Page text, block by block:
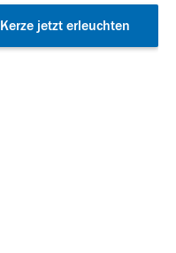
Kerze jetzt erleuchten